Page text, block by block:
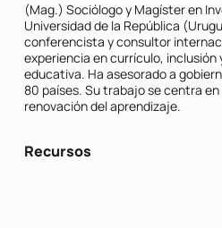
(Mag.) Sociólogo y Magíster en
Universidad de la República
conferencista y consultor
experiencia en currículo,
educativa. Ha asesorado a
80 países. Su trabajo se centra
renovación del aprendizaje.
Recursos